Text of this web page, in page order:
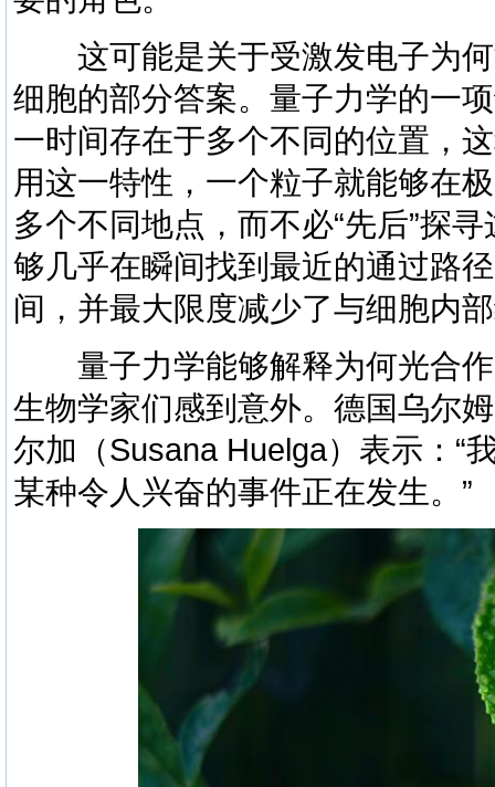
这可能是关于受激发电子为何
细胞的部分答案。量子力学的一
一时间存在于多个不同的位置，
用这一特性，一个粒子就能够在
多个不同地点，而不必“先后”探
够几乎在瞬间找到最近的通过路
间，并最大限度减少了与细胞内
量子力学能够解释为何光合作
生物学家们感到意外。德国乌尔
尔加（Susana Huelga）表示：“
某种令人兴奋的事件正在发生。”